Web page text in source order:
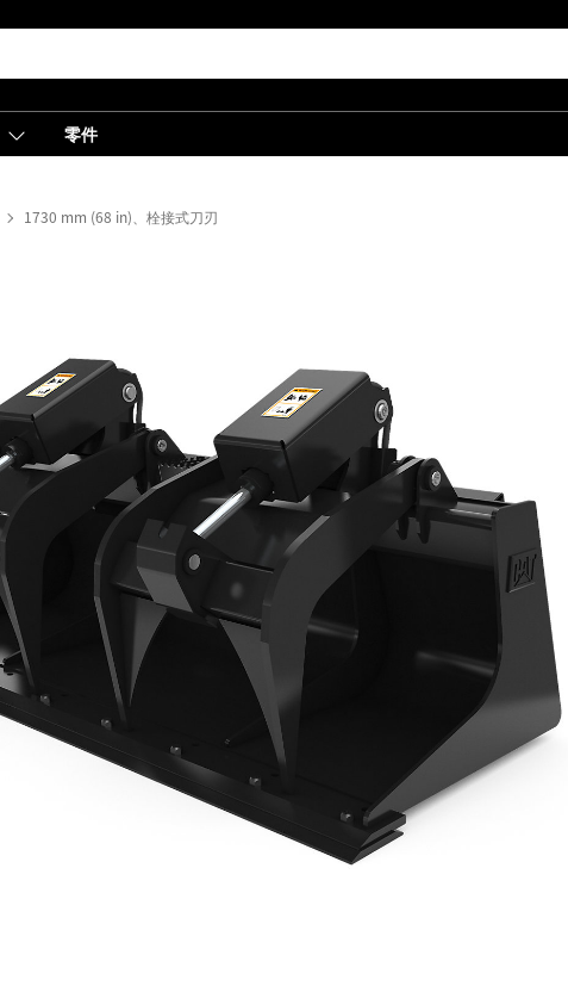
零件
1730 mm (68 in)、栓接式刀刃